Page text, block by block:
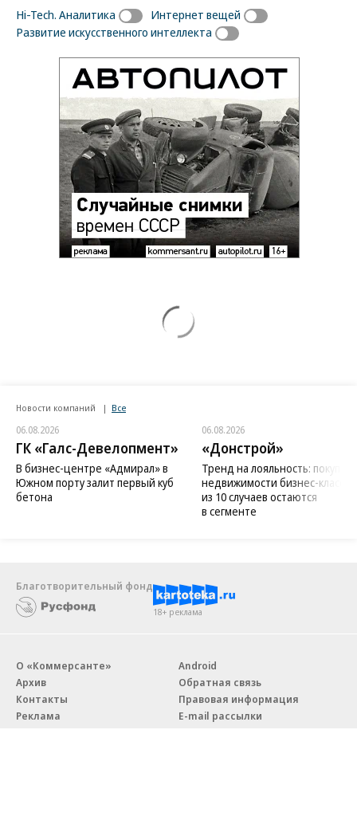
Hi-Tech. Аналитика
Интернет вещей
Развитие искусственного интеллекта
Новости компаний Все
06.08.2026
ГК «Галс-Девелопмент»
В бизнес-центре «Адмирал» в
Южном порту залит первый куб
бетона
06.08.2026
«Донстрой»
Тренд на лояльность:
недвижимости бизнес-класса
из 10 случаев остаются
в сегменте
Благотворительный фонд
18+ реклама
О «Коммерсанте»
Архив
Контакты
Реклама
Android
Обратная связь
Правовая информация
E-mail рассылки